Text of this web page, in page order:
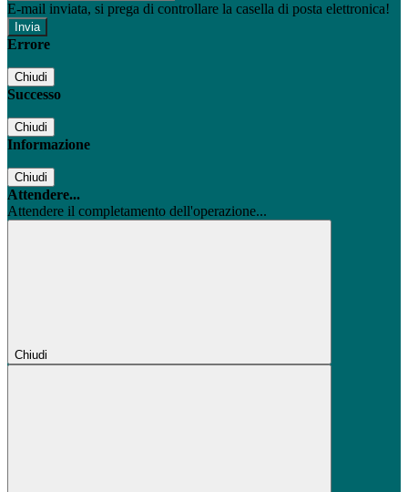
E-mail inviata, si prega di controllare la casella di posta elettronica!
Errore
Chiudi
Successo
Chiudi
Informazione
Chiudi
Attendere...
Attendere il completamento dell'operazione...
Chiudi